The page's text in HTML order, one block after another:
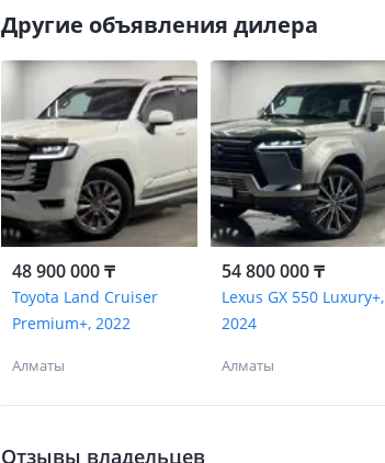
Другие объявления дилера
48 900 000 ₸
Toyota Land Cruiser
Premium+, 2022
Алматы
54 800 000 ₸
Lexus GX 550 Luxury+,
2024
Алматы
Отзывы владельцев